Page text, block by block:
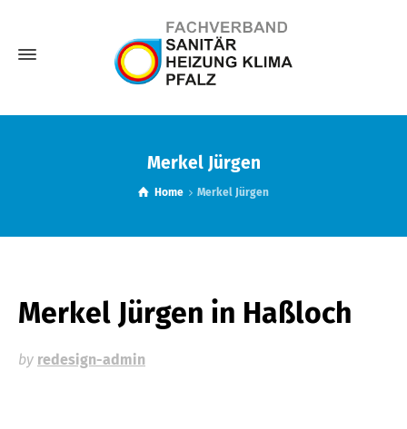
Merkel Jürgen
Home Merkel Jürgen
Merkel Jürgen in Haßloch
by redesign-admin